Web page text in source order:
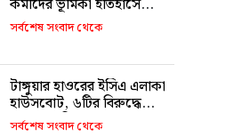
কর্মীদের ভূমিকা ইতিহাসে
স্বর্ণাক্ষরে লেখা থাকবে :
মিফতাহ্ সিদ্দিকী
সর্বশেষ সংবাদ থেকে
টাঙ্গুয়ার হাওরের ইসিএ এলাকা
হাউসবোট, ৬টির বিরুদ্ধে
মামলা–জরিমানা
সর্বশেষ সংবাদ থেকে